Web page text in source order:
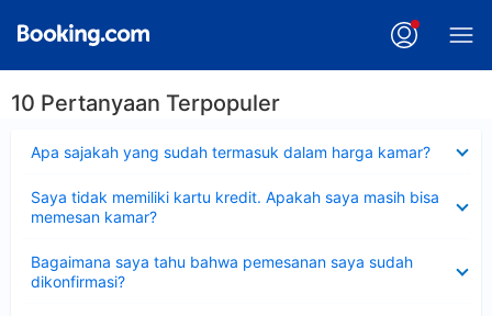
10 Pertanyaan Terpopuler
Apa sajakah yang sudah termasuk dalam harga kamar?
Saya tidak memiliki kartu kredit. Apakah saya masih bisa
memesan kamar?
Bagaimana saya tahu bahwa pemesanan saya sudah
dikonfirmasi?